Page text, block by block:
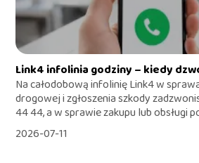
Link4 infolinia godziny – kiedy
Na całodobową infolinię Link4 w
drogowej i zgłoszenia szkody
44 44, a w sprawie zakupu lub obsługi
2026-07-11